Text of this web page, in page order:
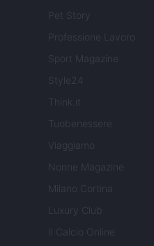
Pet Story
Professione Lavoro
Sport Magazine
Style24
Think.it
Tuobenessere
Viaggiamo
Nonne Magazine
Milano Cortina
Luxury Club
Il Calcio Online